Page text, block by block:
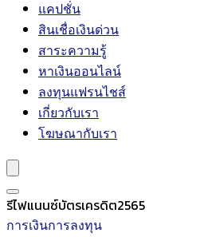
แคปชั่น
สินเชื่อเงินด่วน
สาระความรู้
หาเงินออนไลน์
ลงทุนแฟรนไชส์
เกี่ยวกับเรา
โฆษณากับเรา
รีไฟแนนซ์บัตรเครดิต2565
การเงินการลงทุน